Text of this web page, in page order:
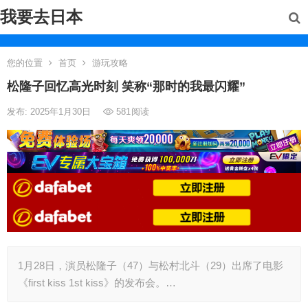
我要去日本
您的位置 首页 游玩攻略
松隆子回忆高光时刻 笑称“那时的我最闪耀”
发布: 2025年1月30日 581阅读
1月28日，演员松隆子（47）与松村北斗（29）出席了电影
《first kiss 1st kiss》的发布会。…